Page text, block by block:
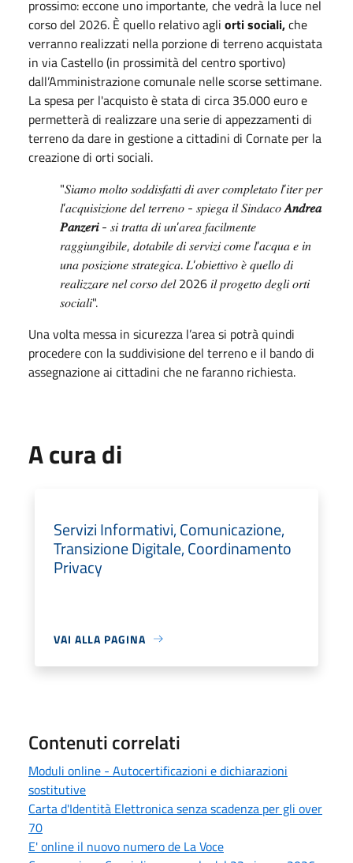
prossimo: eccone uno importante, che vedrà la luce nel
corso del 2026. È quello relativo agli orti sociali,che
verranno realizzati nella porzione di terreno acquistata
in via Castello (in prossimità del centro sportivo)
dall’Amministrazione comunale nelle scorse settimane.
La spesa per l'acquisto è stata di circa 35.000 euro e
permetterà di realizzare una serie di appezzamenti di
terreno da dare in gestione a cittadini di Cornate per la
creazione di orti sociali.
"𝑆𝑖𝑎𝑚𝑜 𝑚𝑜𝑙𝑡𝑜 𝑠𝑜𝑑𝑑𝑖𝑠𝑓𝑎𝑡𝑡𝑖 𝑑𝑖 𝑎𝑣𝑒𝑟 𝑐𝑜𝑚𝑝𝑙𝑒𝑡𝑎𝑡𝑜 𝑙’𝑖𝑡𝑒𝑟 𝑝𝑒𝑟
𝑙’𝑎𝑐𝑞𝑢𝑖𝑠𝑖𝑧𝑖𝑜𝑛𝑒 𝑑𝑒𝑙 𝑡𝑒𝑟𝑟𝑒𝑛𝑜 - 𝑠𝑝𝑖𝑒𝑔𝑎 𝑖𝑙 𝑆𝑖𝑛𝑑𝑎𝑐𝑜𝐴𝑛𝑑𝑟𝑒𝑎
𝑃𝑎𝑛𝑧𝑒𝑟𝑖- 𝑠𝑖 𝑡𝑟𝑎𝑡𝑡𝑎 𝑑𝑖 𝑢𝑛’𝑎𝑟𝑒𝑎 𝑓𝑎𝑐𝑖𝑙𝑚𝑒𝑛𝑡𝑒
𝑟𝑎𝑔𝑔𝑖𝑢𝑛𝑔𝑖𝑏𝑖𝑙𝑒, 𝑑𝑜𝑡𝑎𝑏𝑖𝑙𝑒 𝑑𝑖 𝑠𝑒𝑟𝑣𝑖𝑧𝑖 𝑐𝑜𝑚𝑒 𝑙’𝑎𝑐𝑞𝑢𝑎 𝑒 𝑖𝑛
𝑢𝑛𝑎 𝑝𝑜𝑠𝑖𝑧𝑖𝑜𝑛𝑒 𝑠𝑡𝑟𝑎𝑡𝑒𝑔𝑖𝑐𝑎. 𝐿’𝑜𝑏𝑖𝑒𝑡𝑡𝑖𝑣𝑜 𝑒̀ 𝑞𝑢𝑒𝑙𝑙𝑜 𝑑𝑖
𝑟𝑒𝑎𝑙𝑖𝑧𝑧𝑎𝑟𝑒 𝑛𝑒𝑙 𝑐𝑜𝑟𝑠𝑜 𝑑𝑒𝑙 2026 𝑖𝑙 𝑝𝑟𝑜𝑔𝑒𝑡𝑡𝑜 𝑑𝑒𝑔𝑙𝑖 𝑜𝑟𝑡𝑖
𝑠𝑜𝑐𝑖𝑎𝑙𝑖".
Una volta messa in sicurezza l’area si potrà quindi
procedere con la suddivisione del terreno e il bando di
assegnazione ai cittadini che ne faranno richiesta.
A cura di
Servizi Informativi, Comunicazione,
Transizione Digitale, Coordinamento
Privacy
VAI ALLA PAGINA
Contenuti correlati
Moduli online - Autocertificazioni e dichiarazioni
sostitutive
Carta d'Identità Elettronica senza scadenza per gli over
70
E' online il nuovo numero de La Voce